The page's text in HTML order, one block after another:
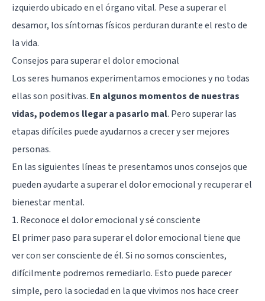
izquierdo ubicado en el órgano vital. Pese a superar el
desamor, los síntomas físicos perduran durante el resto de
la vida.
Consejos para superar el dolor emocional
Los seres humanos experimentamos emociones y no todas
ellas son positivas. En algunos momentos de nuestras
vidas, podemos llegar a pasarlo mal. Pero superar las
etapas difíciles puede ayudarnos a crecer y ser mejores
personas.
En las siguientes líneas te presentamos unos consejos que
pueden ayudarte a superar el dolor emocional y recuperar el
bienestar mental.
1. Reconoce el dolor emocional y sé consciente
El primer paso para superar el dolor emocional tiene que
ver con ser consciente de él. Si no somos conscientes,
difícilmente podremos remediarlo. Esto puede parecer
simple, pero la sociedad en la que vivimos nos hace creer